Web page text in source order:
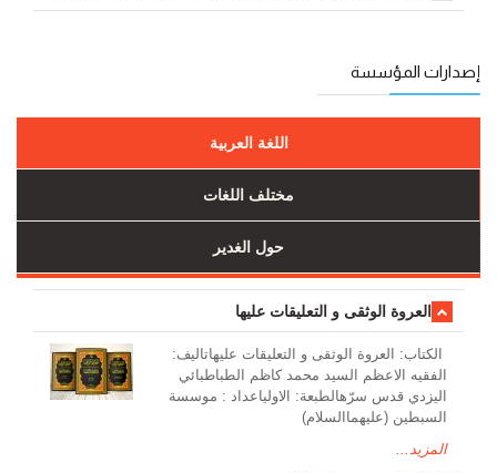
إصدارات المؤسسة
اللغة العربية
مختلف اللغات
حول الغدير
العروة الوثقى و التعليقات عليها
الکتاب: العروة الوثقى و التعليقات عليهاتالیف:
الفقيه الاعظم السيد محمد كاظم الطباطبائي
اليزدي قدس سرّهالطبعة: الاولیاعداد : موسسة
السبطین (علیهماالسلام)
المزيد...